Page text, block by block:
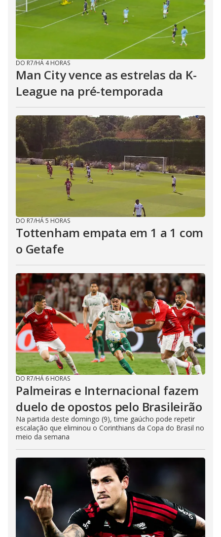
DO R7/HÁ 4 HORAS
Man City vence as estrelas da K-
League na pré-temporada
DO R7/HÁ 5 HORAS
Tottenham empata em 1 a 1 com
o Getafe
DO R7/HÁ 6 HORAS
Palmeiras e Internacional fazem
duelo de opostos pelo Brasileirão
Na partida deste domingo (9), time gaúcho pode repetir
escalação que eliminou o Corinthians da Copa do Brasil no
meio da semana